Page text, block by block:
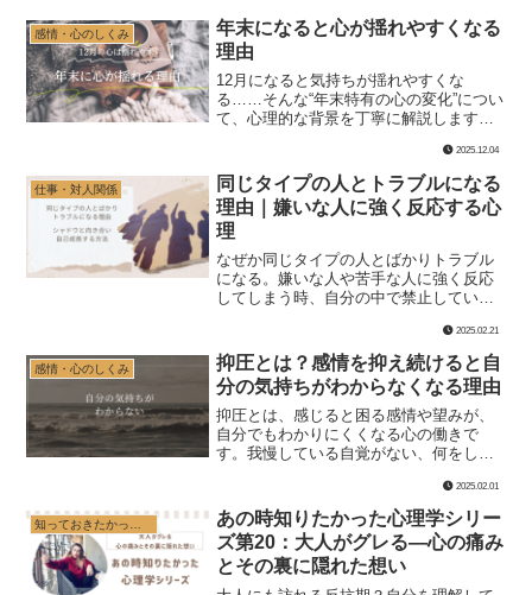
感情・心のしくみ
年末になると心が揺れやすくなる
理由
12月になると気持ちが揺れやすくな
る……そんな“年末特有の心の変化”につい
て、心理的な背景を丁寧に解説します。
しまう――その理由は、あなたの心が弱
くなったからではありません。年末の心
の揺れをやさしく整えるヒントをまとめ
ました。
2025.12.04
仕事・対人関係
同じタイプの人とトラブルになる
理由｜嫌いな人に強く反応する心
理
なぜか同じタイプの人とばかりトラブル
になる。嫌いな人や苦手な人に強く反応
してしまう時、自分の中で禁止している
人間関係のパターンを見直すヒントを解
説します。
2025.02.21
感情・心のしくみ
抑圧とは？感情を抑え続けると自
分の気持ちがわからなくなる理由
抑圧とは、感じると困る感情や望みが、
自分でもわかりにくくなる心の働きで
す。我慢している自覚がない、何をした
理由と、自分の感情を確認する方法を解
説します。
2025.02.01
知っておきたかった心理学
あの時知りたかった心理学シリー
ズ第20：大人がグレる—心の痛み
とその裏に隠れた想い